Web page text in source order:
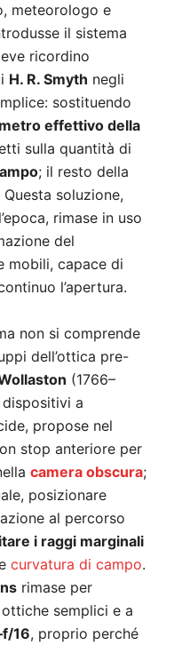
meteorologo e
il sistema
ricordino
H. R. Smyth negli
sostituendo
effettivo della
sulla quantità di
; il resto della
soluzione,
rimase in uso
del
mobili, capace di
l’apertura.
non si comprende
dell’ottica pre-
(1766–
dispositivi a
propose nel
stop anteriore per
camera obscura;
posizionare
al percorso
i raggi marginali
curvatura di campo.
rimase per
semplici e a
16, proprio perché